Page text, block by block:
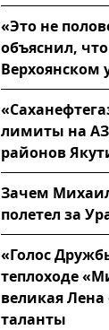
«Это не
объяснил,
Верхоянском
лимиты на
районов
Зачем
полетел за
«Голос
теплоходе
великая
таланты